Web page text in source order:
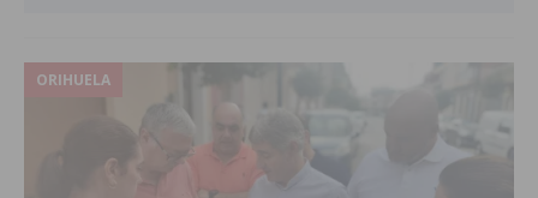
ORIHUELA